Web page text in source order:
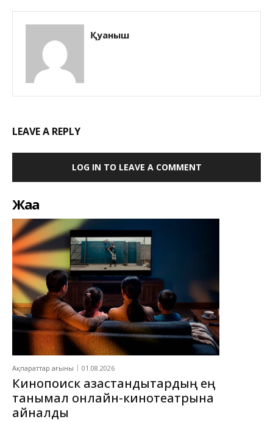
Қуаныш
LEAVE A REPLY
LOG IN TO LEAVE A COMMENT
Жаңа
Ақпараттар ағыны 01.08.2026
Кинопоиск қазақстандықтардың ең
танымал онлайн-кинотеатрына
айналды